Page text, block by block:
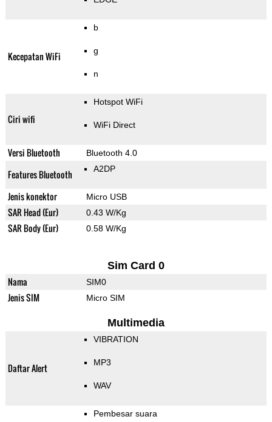
Kecepatan WiFi
b
g
n
Ciri wifi
Hotspot WiFi
WiFi Direct
Versi Bluetooth Bluetooth 4.0
Features Bluetooth A2DP
Jenis konektor Micro USB
SAR Head (Eur) 0.43 W/Kg
SAR Body (Eur) 0.58 W/Kg
Sim Card 0
Nama SIM0
Jenis SIM Micro SIM
Multimedia
Daftar Alert
VIBRATION
MP3
WAV
Pembesar suara